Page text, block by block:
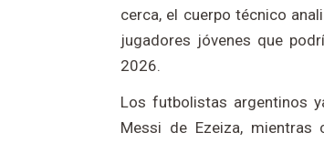
cerca, el cuerpo técnico
jugadores jóvenes que
2026.
Los futbolistas argentinos
Messi de Ezeiza, mientras